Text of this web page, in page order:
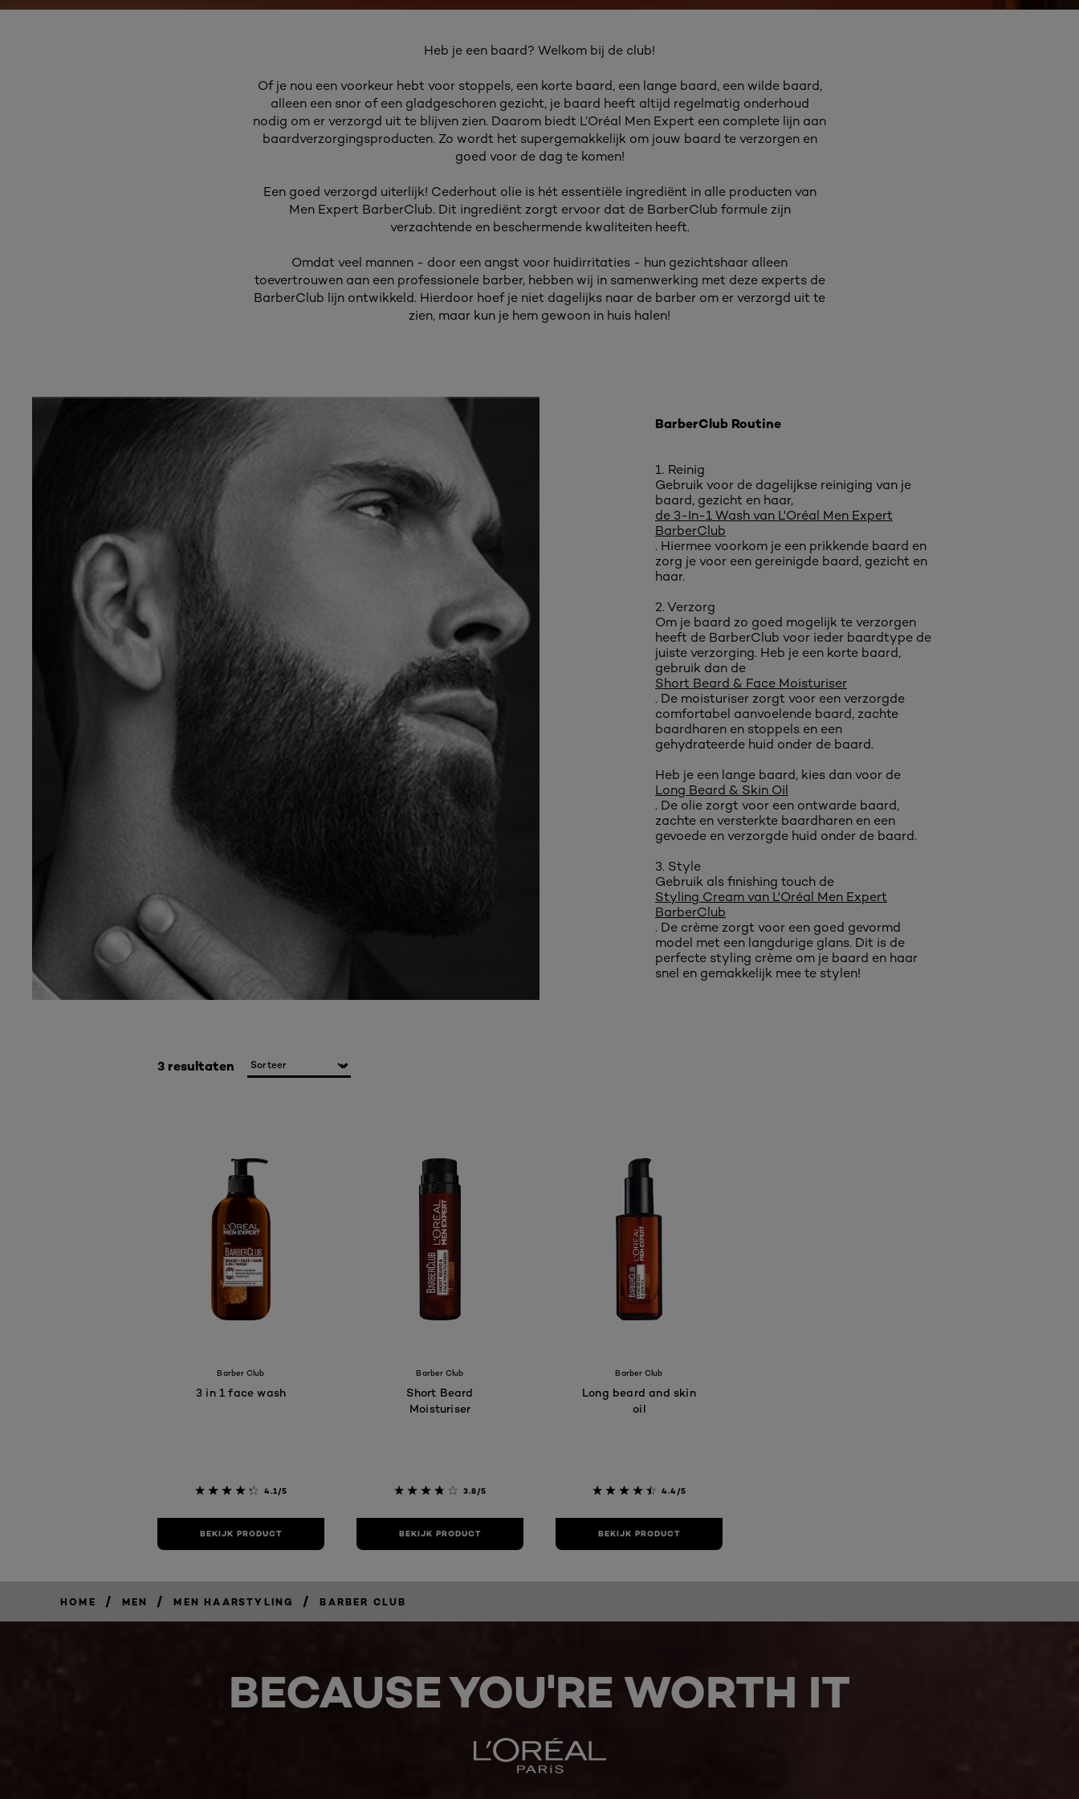
Heb je een baard? Welkom bij de club!
Of je nou een voorkeur hebt voor stoppels, een korte baard, een lange baard, een wilde baard,
alleen een snor of een gladgeschoren gezicht, je baard heeft altijd regelmatig onderhoud
nodig om er verzorgd uit te blijven zien. Daarom biedt L’Oréal Men Expert een complete lijn aan
baardverzorgingsproducten. Zo wordt het supergemakkelijk om jouw baard te verzorgen en
goed voor de dag te komen!
Een goed verzorgd uiterlijk! Cederhout olie is hét essentiële ingrediënt in alle producten van
Men Expert BarberClub. Dit ingrediënt zorgt ervoor dat de BarberClub formule zijn
verzachtende en beschermende kwaliteiten heeft.
Omdat veel mannen - door een angst voor huidirritaties - hun gezichtshaar alleen
toevertrouwen aan een professionele barber, hebben wij in samenwerking met deze experts de
BarberClub lijn ontwikkeld. Hierdoor hoef je niet dagelijks naar de barber om er verzorgd uit te
zien, maar kun je hem gewoon in huis halen!
BarberClub Routine
1. Reinig
Gebruik voor de dagelijkse reiniging van je
baard, gezicht en haar,
de 3-In-1 Wash van L'Oréal Men Expert
BarberClub
. Hiermee voorkom je een prikkende baard en
zorg je voor een gereinigde baard, gezicht en
haar.
2. Verzorg
Om je baard zo goed mogelijk te verzorgen
heeft de BarberClub voor ieder baardtype de
juiste verzorging. Heb je een korte baard,
gebruik dan de
Short Beard & Face Moisturiser
. De moisturiser zorgt voor een verzorgde
comfortabel aanvoelende baard, zachte
baardharen en stoppels en een
gehydrateerde huid onder de baard.
Heb je een lange baard, kies dan voor de
Long Beard & Skin Oil
. De olie zorgt voor een ontwarde baard,
zachte en versterkte baardharen en een
gevoede en verzorgde huid onder de baard.
3. Style
Gebruik als finishing touch de
Styling Cream van L'Oréal Men Expert
BarberClub
. De crème zorgt voor een goed gevormd
model met een langdurige glans. Dit is de
perfecte styling crème om je baard en haar
snel en gemakkelijk mee te stylen!
3 resultaten
Barber Club
3 in 1 face wash
4.1/5
BEKIJK PRODUCT
Barber Club
Short Beard
Moisturiser
3.8/5
BEKIJK PRODUCT
Barber Club
Long beard and skin
oil
4.4/5
BEKIJK PRODUCT
HOME / MEN / MEN HAARSTYLING / BARBER CLUB
BECAUSE YOU'RE WORTH IT